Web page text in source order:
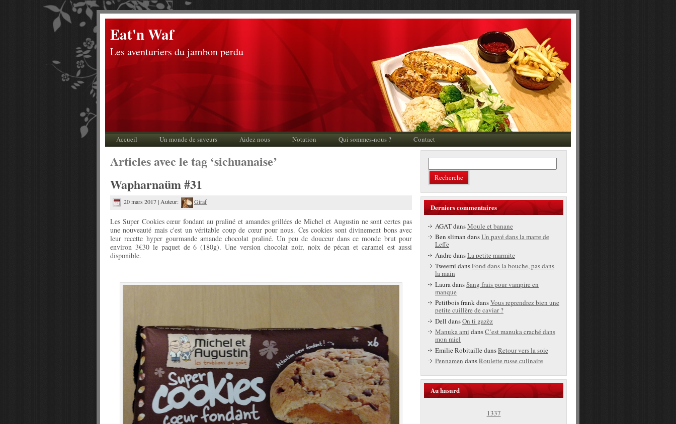
Eat'n Waf
Les aventuriers du jambon perdu
Accueil Un monde de saveurs Aidez nous Notation Qui sommes-nous ? Contact
Articles avec le tag ‘sichuanaise’
Wapharnaüm #31
20 mars 2017 | Auteur: Giraf
Les Super Cookies cœur fondant au praliné et amandes grillées de Michel et Augustin ne sont certes pas
une nouveauté mais c'est un véritable coup de cœur pour nous. Ces cookies sont divinement bons avec
leur recette hyper gourmande amande chocolat praliné. Un peu de douceur dans ce monde brut pour
environ 3€30 le paquet de 6 (180g). Une version chocolat noir, noix de pécan et caramel est aussi
disponible.
Derniers commentaires
AGATdansMoule et banane
Ben sliman dansUn pavé dans la marre de
Leffe
AndredansLa petite marmite
Tweemi dansFond dans la bouche, pas dans
la main
Laura dansSang frais pour vampire en
manque
Petitbois frankdansVous reprendrez bien une
petite cuillère de caviar ?
Dell dansOn ti gazèz
Manuka ami dansC’est manuka craché dans
mon miel
Emilie RobitailledansRetour vers la soie
Pennamen dansRoulette russe culinaire
Au hasard
1337